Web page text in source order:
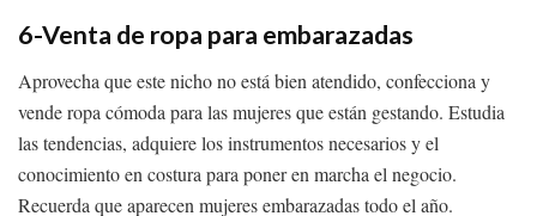
6-Venta de ropa para embarazadas
Aprovecha que este nicho no está bien atendido, confecciona y
vende ropa cómoda para las mujeres que están gestando. Estudia
las tendencias, adquiere los instrumentos necesarios y el
conocimiento en costura para poner en marcha el negocio.
Recuerda que aparecen mujeres embarazadas todo el año.